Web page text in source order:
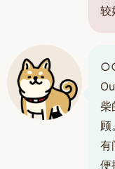
较
柴
顾
有
便